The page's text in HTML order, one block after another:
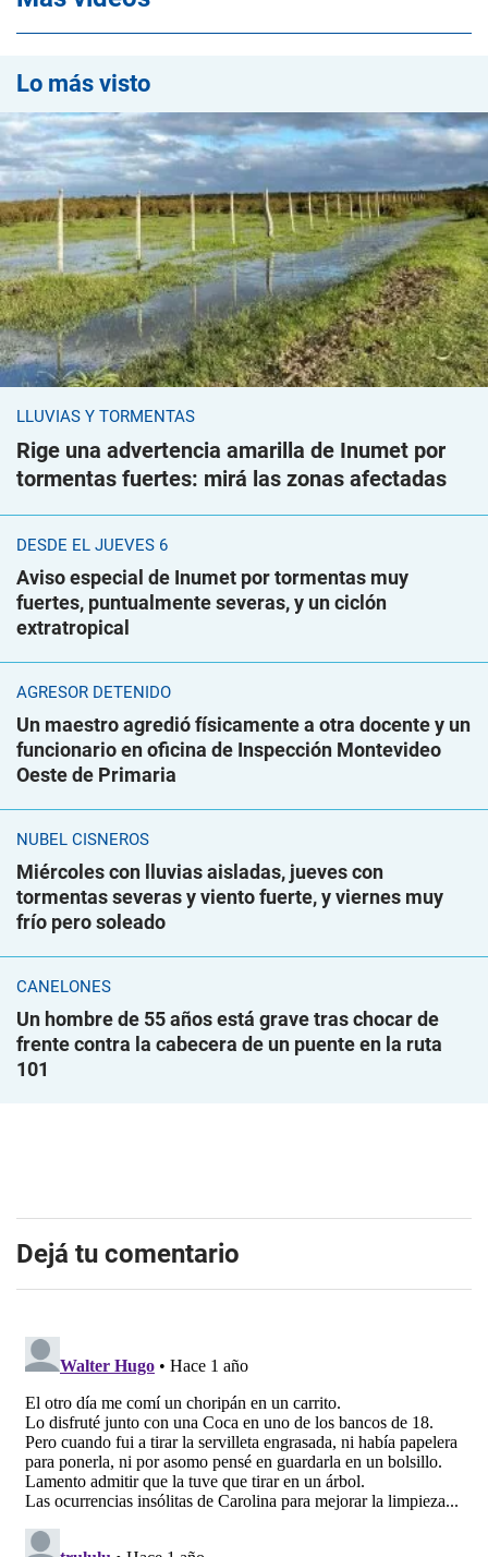
Lo más visto
LLUVIAS Y TORMENTAS
Rige una advertencia amarilla de Inumet por
tormentas fuertes: mirá las zonas afectadas
DESDE EL JUEVES 6
Aviso especial de Inumet por tormentas muy
fuertes, puntualmente severas, y un ciclón
extratropical
AGRESOR DETENIDO
Un maestro agredió físicamente a otra docente y un
funcionario en oficina de Inspección Montevideo
Oeste de Primaria
NUBEL CISNEROS
Miércoles con lluvias aisladas, jueves con
tormentas severas y viento fuerte, y viernes muy
frío pero soleado
CANELONES
Un hombre de 55 años está grave tras chocar de
frente contra la cabecera de un puente en la ruta
101
Dejá tu comentario